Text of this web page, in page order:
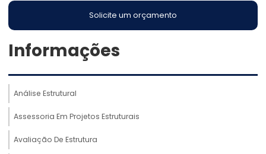
Solicite um orçamento
Informações
Análise Estrutural
Assessoria Em Projetos Estruturais
Avaliação De Estrutura